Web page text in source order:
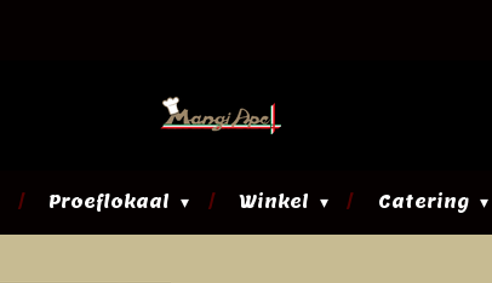
Proeflokaal Winkel Catering